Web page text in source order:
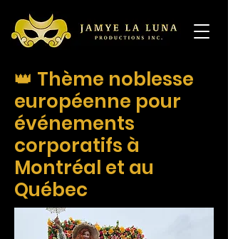
👑 Thème noblesse
européenne pour
événements
corporatifs à
Montréal et au
Québec